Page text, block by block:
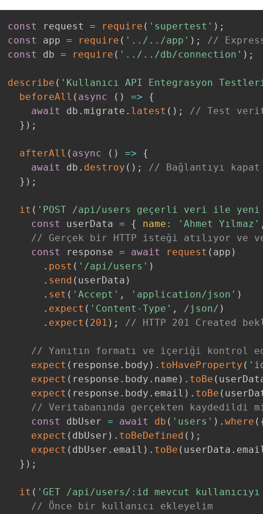
const request = require ( 'supertest' ) ;
const
app = require ( '../../app' ) ;
//
const
db = require ( '../../db/connection' ) ;
describe ( 'Kullanıcı API Entegrasyon
beforeAll ( async ( ) =>
{
await
db . migrate . latest ( ) ;
// Test
} ) ;
afterAll ( async ( ) =>
{
await
db . destroy ( ) ;
// Bağlantıyı kapat
} ) ;
it ( 'POST /api/users geçerli veri ile yeni
const
userData = { name : 'Ahmet Yılmaz'
// Gerçek bir HTTP isteği atılıyor ve
const
response = await request ( app )
. post ( '/api/users' )
. send ( userData )
. set ( 'Accept' , 'application/json' )
. expect ( 'Content-Type' , /json/ )
. expect ( 201 ) ; // HTTP 201 Created
// Yanıtın formatı ve içeriği kontrol
expect ( response . body ) . toHaveProperty (
expect ( response . body . name ) . toBe (
expect ( response . body . email ) . toBe (
// Veritabanında gerçekten kaydedildi
const
dbUser = await db ( 'users' ) . where (
expect ( dbUser ) . toBeDefined ( ) ;
expect ( dbUser . email ) . toBe ( userData .
} ) ;
it ( 'GET /api/users/:id mevcut
// Önce bir kullanıcı ekleyelim